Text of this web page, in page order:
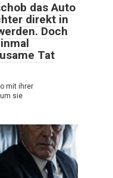
das Auto
direkt in
Doch
Tat
mit ihrer
sie